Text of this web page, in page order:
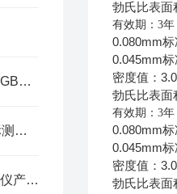
电线电缆垂直燃烧试验机GBT18380-11(2) 使用说明
STT-201 逆反射突起路标测定仪产品介绍
水泥砂浆泌水膨胀率试验仪产品介绍
勃氏比表面
有效期： 3年
0.080mm标
0.045mm标
密度值：
勃氏比表面
有效期： 3年
0.080mm标
0.045mm标
密度值：
勃氏比表面